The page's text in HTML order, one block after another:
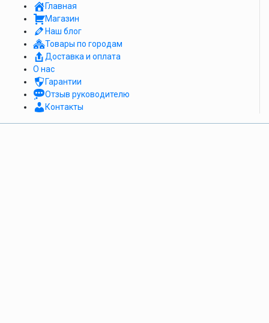
Главная
Магазин
Наш блог
Товары по городам
Доставка и оплата
О нас
Гарантии
Отзыв руководителю
Контакты